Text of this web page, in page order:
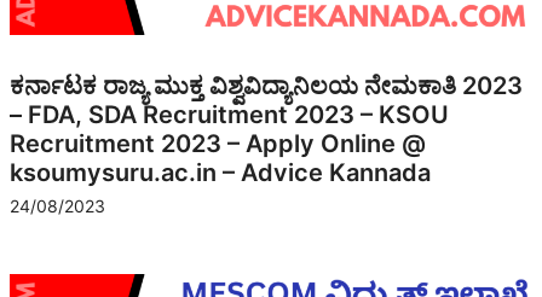
ಕರ್ನಾಟಕ ರಾಜ್ಯ ಮುಕ್ತ ವಿಶ್ವವಿದ್ಯಾನಿಲಯ ನೇಮಕಾತಿ 2023
– FDA, SDA Recruitment 2023 – KSOU
Recruitment 2023 – Apply Online @
ksoumysuru.ac.in – Advice Kannada
24/08/2023